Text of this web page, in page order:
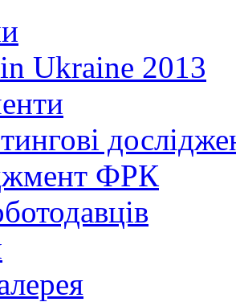
Ukraine 2013
ФРК